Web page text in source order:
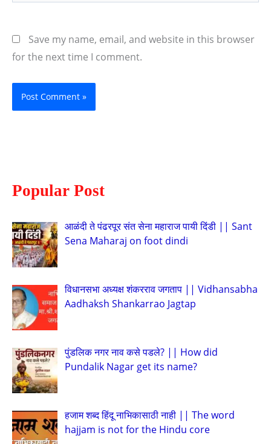
Save my name, email, and website in this browser
for the next time I comment.
Popular Post
आळंदी ते पंढरपूर संत सेना महाराज पायी दिंडी || Sant
Sena Maharaj on foot dindi
विधानसभा अध्यक्ष शंकरराव जगताप || Vidhansabha
Aadhaksh Shankarrao Jagtap
पुंडलिक नगर नाव कसे पडले? || How did
Pundalik Nagar get its name?
हजाम शब्द हिंदू नाभिकासाठी नाही || The word
hajjam is not for the Hindu core